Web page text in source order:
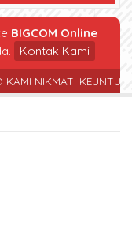
BIGCOM Online
Kontak Kami
NIKMATI